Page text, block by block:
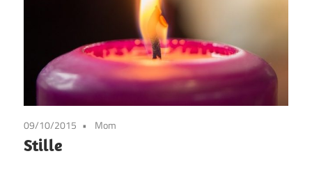
09/10/2015 Mom
Stille